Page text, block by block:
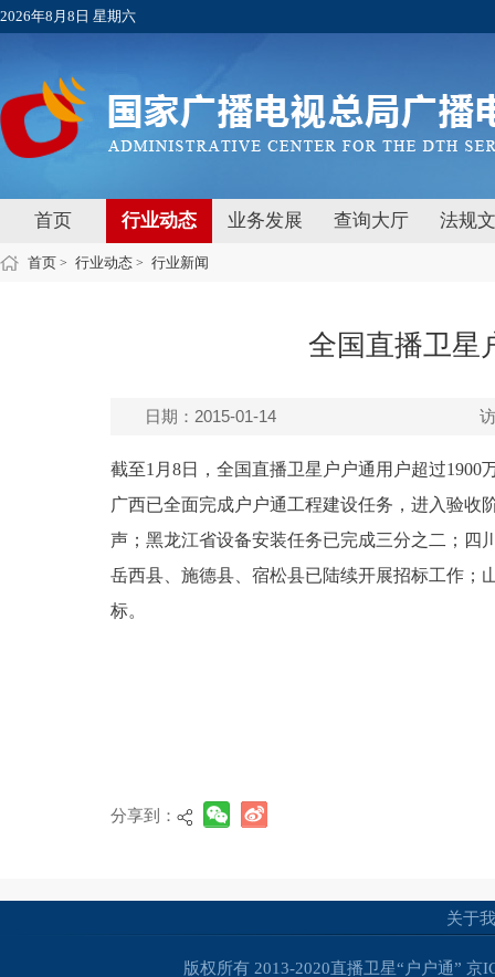
2026年8月8日 星期六
首页 行业动态 业务发展 查询大厅 法规
首页 > 行业动态 > 行业新闻
全国直播卫星
日期：2015-01-14
截至1月8日，全国直播卫星户户通用户超过
广西已全面完成户户通工程建设任务，进入验收
声；黑龙江省设备安装任务已完成三分之二；四
岳西县、施德县、宿松县已陆续开展招标工作；
标。
分享到：
关于
版权所有 2013-2020直播卫星“户户通” 京